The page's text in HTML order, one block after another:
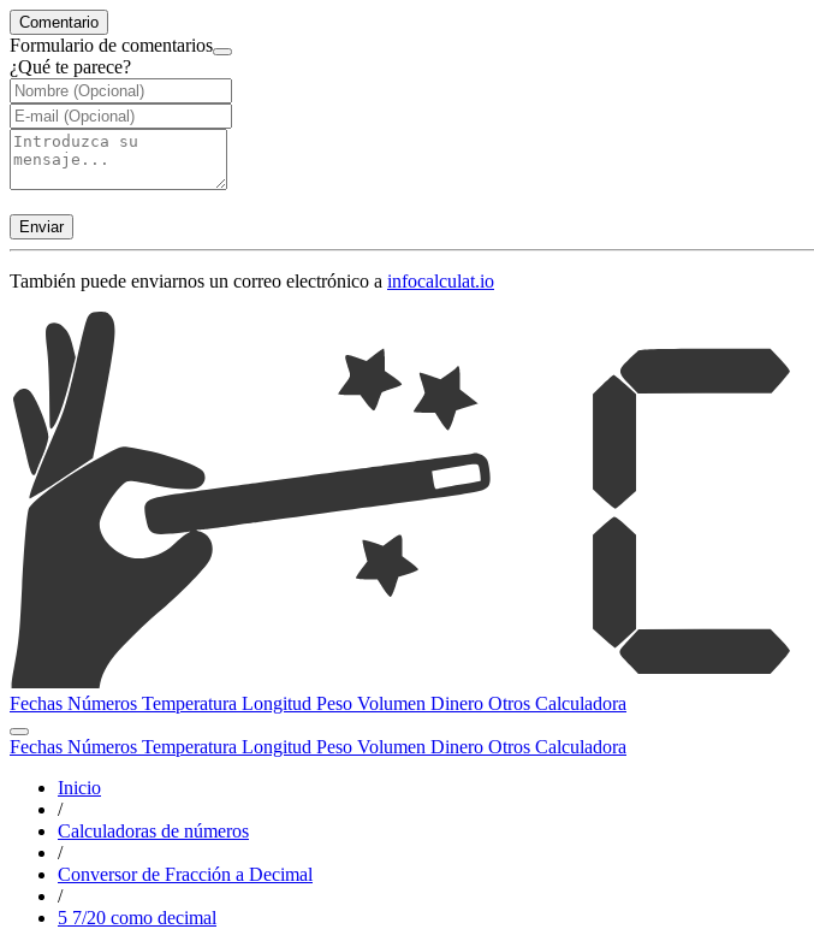
Comentario
Formulario de comentarios
¿Qué te parece?
Enviar
También puede enviarnos un correo electrónico a infocalculat.io
Fechas Números Temperatura Longitud Peso Volumen Dinero Otros Calculadora
Fechas Números Temperatura Longitud Peso Volumen Dinero Otros Calculadora
Inicio
/
Calculadoras de números
/
Conversor de Fracción a Decimal
/
5 7/20 como decimal